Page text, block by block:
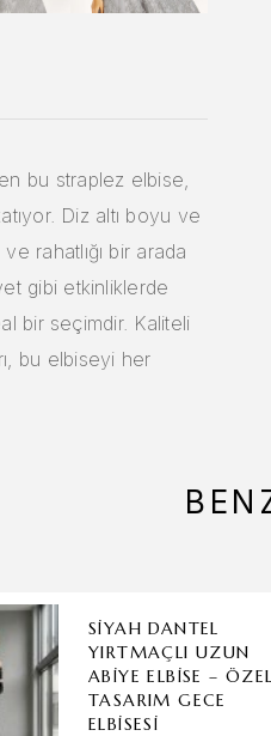
bu straplez elbise,
Diz altı boyu ve
rahatlığı bir arada
gibi etkinliklerde
bir seçimdir. Kaliteli
bu elbiseyi her
SIYAH DANTEL
YIRTMAÇLI UZUN
ABIYE ELBISE – ÖZEL
TASARIM GECE
ELBISESI